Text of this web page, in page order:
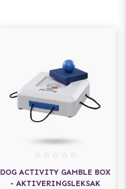
DOG ACTIVITY GAMBLE BOX
- AKTIVERINGSLEKSAK